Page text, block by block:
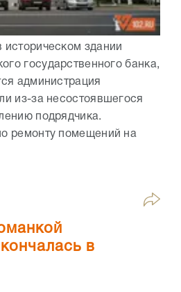
здании
государственного банка,
администрация
из-за несостоявшегося
подрядчика.
ремонту помещений на
в